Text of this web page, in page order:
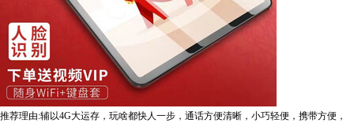
推荐理由:辅以4G大运存，玩啥都快人一步，通话方便清晰，小巧轻便，携带方便，